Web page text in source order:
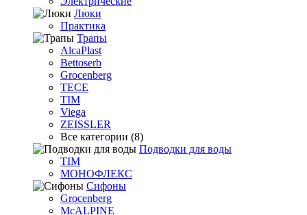
Люки
Практика
Трапы
AlcaPlast
Bettoserb
Grocenberg
TECE
TIM
Viega
ZEISSLER
Все категории (8)
Подводки для воды
TIM
МОНОФЛЕКС
Сифоны
Grocenberg
McALPINE